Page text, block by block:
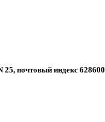
почтовый индекс 628600